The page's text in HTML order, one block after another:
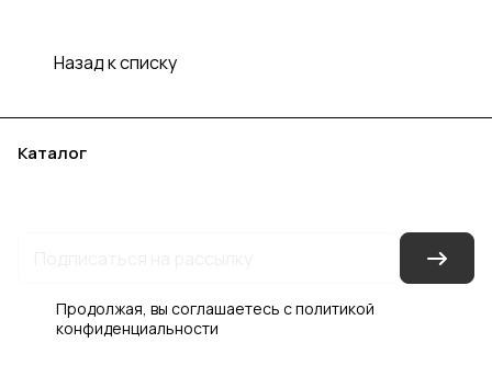
Назад к списку
Каталог
Продолжая, вы соглашаетесь сполитикой
конфиденциальности